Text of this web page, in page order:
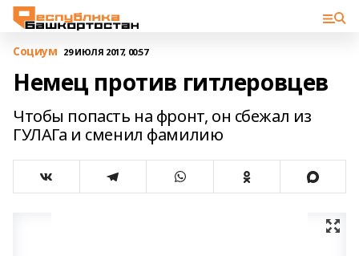
Cоциум 29 ИЮЛЯ 2017, 00:57
Немец против гитлеровцев
Чтобы попасть на фронт, он сбежал из
ГУЛАГа и сменил фамилию